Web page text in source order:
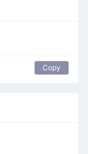
Copy